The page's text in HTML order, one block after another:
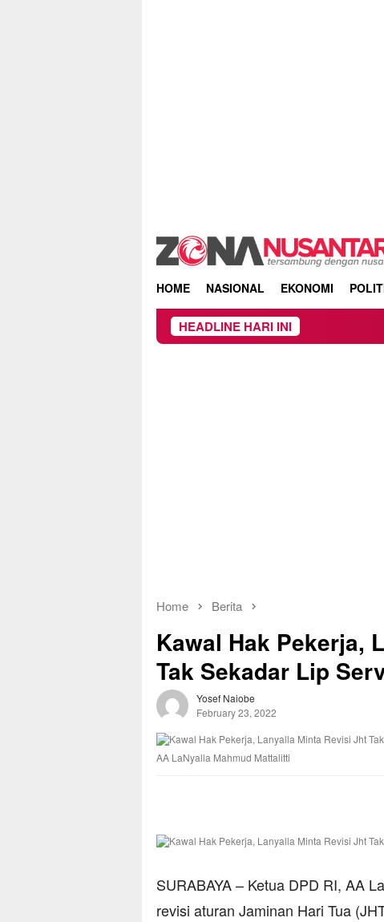
HOME NASIONAL EKONOMI
HEADLINE HARI INI
Home Berita
Kawal Hak Pekerja,
Tak Sekadar Lip
Yosef Naiobe
February 23, 2022
AA LaNyalla Mahmud Mattalitti
SURABAYA – Ketua DPD RI, AA
revisi aturan Jaminan Hari Tua